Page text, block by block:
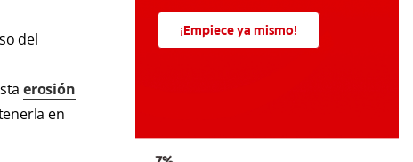
del
erosión
en
¡Empiece ya mismo!